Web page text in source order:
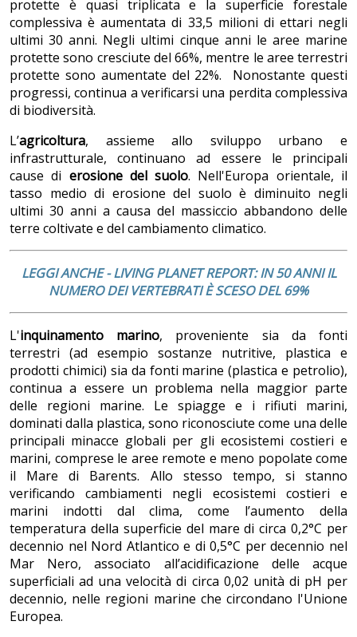
protette è quasi triplicata e la superficie forestale
complessiva è aumentata di 33,5 milioni di ettari negli
ultimi 30 anni. Negli ultimi cinque anni le aree marine
protette sono cresciute del 66%, mentre le aree terrestri
protette sono aumentate del 22%. Nonostante questi
progressi, continua a verificarsi una perdita complessiva
di biodiversità.
L’agricoltura, assieme allo sviluppo urbano e
infrastrutturale, continuano ad essere le principali
cause di erosione del suolo. Nell'Europa orientale, il
tasso medio di erosione del suolo è diminuito negli
ultimi 30 anni a causa del massiccio abbandono delle
terre coltivate e del cambiamento climatico.
LEGGI ANCHE -LIVING PLANET REPORT: IN 50 ANNI IL
NUMERO DEI VERTEBRATI È SCESO DEL 69%
L'inquinamento marino, proveniente sia da fonti
terrestri (ad esempio sostanze nutritive, plastica e
prodotti chimici) sia da fonti marine (plastica e petrolio),
continua a essere un problema nella maggior parte
delle regioni marine. Le spiagge e i rifiuti marini,
dominati dalla plastica, sono riconosciute come una delle
principali minacce globali per gli ecosistemi costieri e
marini, comprese le aree remote e meno popolate come
il Mare di Barents. Allo stesso tempo, si stanno
verificando cambiamenti negli ecosistemi costieri e
marini indotti dal clima, come l’aumento della
temperatura della superficie del mare di circa 0,2°C per
decennio nel Nord Atlantico e di 0,5°C per decennio nel
Mar Nero, associato all’acidificazione delle acque
superficiali ad una velocità di circa 0,02 unità di pH per
decennio, nelle regioni marine che circondano l'Unione
Europea.